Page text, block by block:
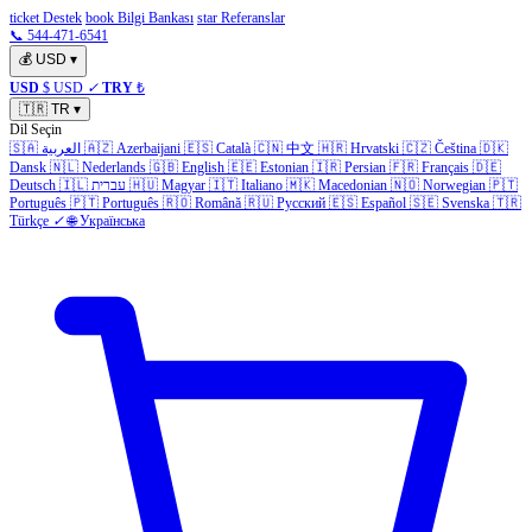
ticket Destek book Bilgi Bankası star Referanslar
📞 544-471-6541
💰 USD ▾
USD $ USD ✓ TRY ₺
🇹🇷 TR ▾
Dil Seçin
🇸🇦 العربية 🇦🇿 Azerbaijani 🇪🇸 Català 🇨🇳 中文 🇭🇷 Hrvatski 🇨🇿 Čeština 🇩🇰
Dansk 🇳🇱 Nederlands 🇬🇧 English 🇪🇪 Estonian 🇮🇷 Persian 🇫🇷 Français 🇩🇪
Deutsch 🇮🇱 עברית 🇭🇺 Magyar 🇮🇹 Italiano 🇲🇰 Macedonian 🇳🇴 Norwegian 🇵🇹
Português 🇵🇹 Português 🇷🇴 Română 🇷🇺 Русский 🇪🇸 Español 🇸🇪 Svenska 🇹🇷
Türkçe ✓ 🌐 Українська